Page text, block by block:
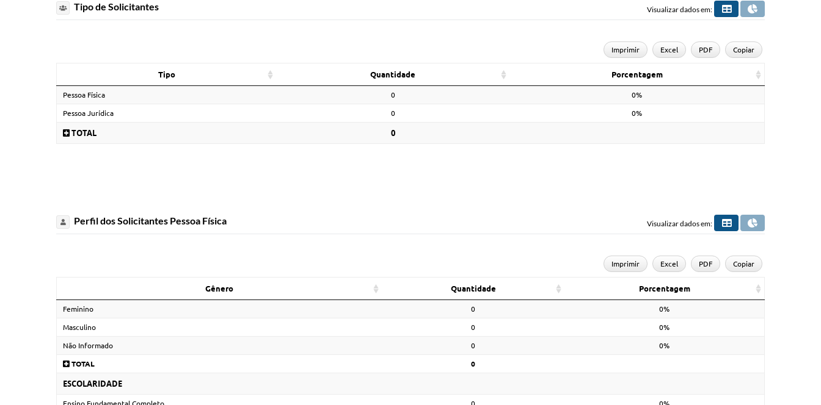
Tipo de Solicitantes Visualizar dados em:
Imprimir Excel PDF Copiar
Tipo Quantidade Porcentagem
Pessoa Física 0 0%
Pessoa Jurídica 0 0%
TOTAL 0
Perfil dos Solicitantes Pessoa Física Visualizar dados em:
Imprimir Excel PDF Copiar
Gênero Quantidade Porcentagem
Feminino 0 0%
Masculino 0 0%
Não Informado 0 0%
TOTAL 0
ESCOLARIDADE